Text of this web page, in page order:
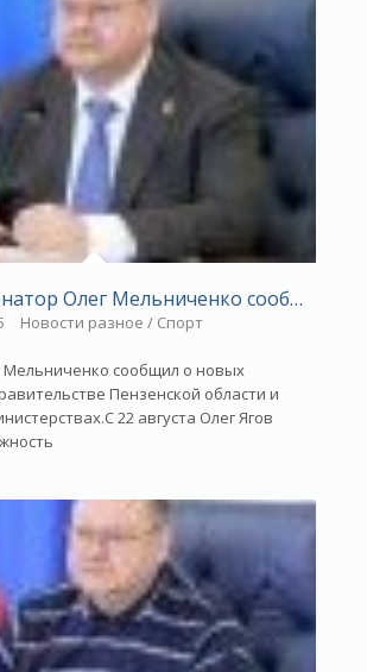
Олег Мельниченко сообщил о
Новости разное / Спорт
Мельниченко сообщил о новых
Пензенской области и
22 августа Олег Ягов